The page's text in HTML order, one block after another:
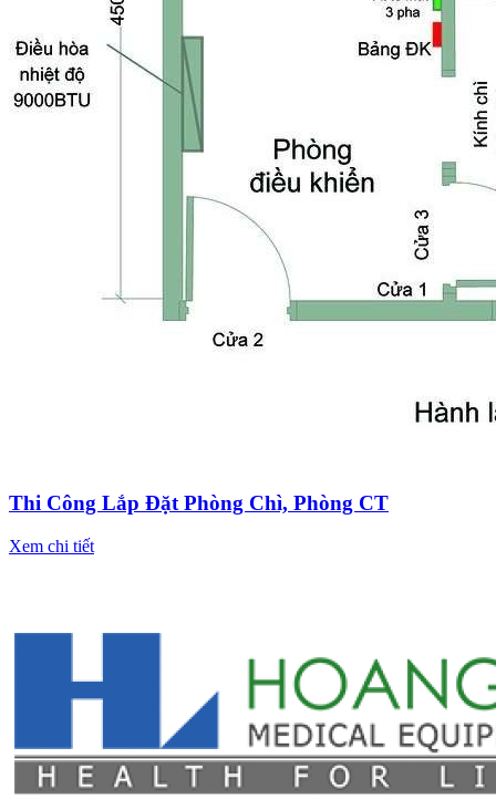
Thi Công Lắp Đặt Phòng Chì, Phòng CT
Xem chi tiết